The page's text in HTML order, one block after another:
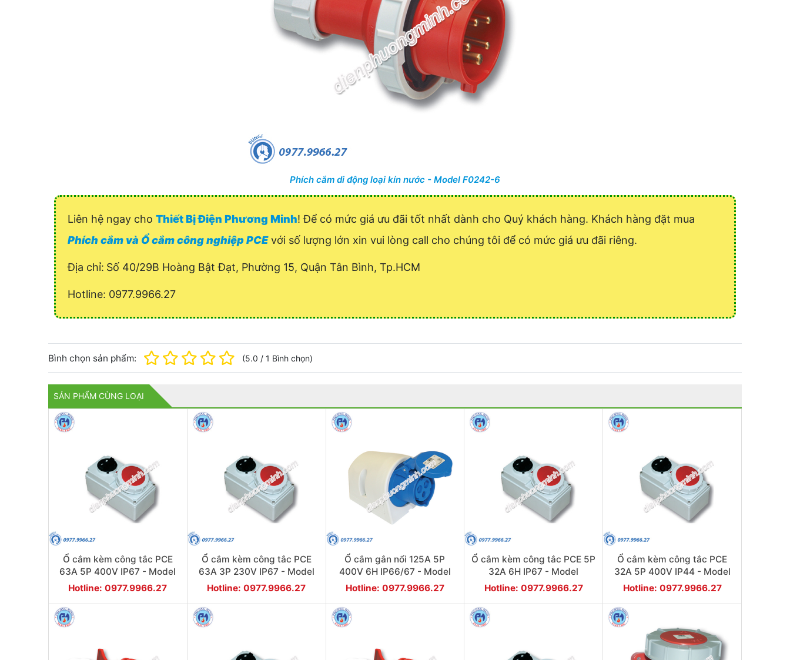
Phích cắm di động loại kín nước - Model F0242-6
Liên hệ ngay cho Thiết Bị Điện Phương Minh! Để có mức giá ưu đãi tốt nhất dành cho Quý khách hàng. Khách hàng đặt mua
Phích cắm và Ổ cắm công nghiệp PCEvới số lượng lớn xin vui lòng call cho chúng tôi để có mức giá ưu đãi riêng.
Địa chỉ: Số 40/29B Hoàng Bật Đạt, Phường 15, Quận Tân Bình, Tp.HCM
Hotline: 0977.9966.27
Bình chọn sản phẩm: (5.0 / 1 Bình chọn)
SẢN PHẨM CÙNG LOẠI
Ổ cắm kèm công tắc PCE
63A 5P 400V IP67 - Model
F75352-6
Hotline: 0977.9966.27
Ổ cắm kèm công tắc PCE
63A 3P 230V IP67 - Model
F75332-6
Hotline: 0977.9966.27
Ổ cắm gắn nổi 125A 5P
400V 6H IP66/67 - Model
F645-6
Hotline: 0977.9966.27
Ổ cắm kèm công tắc PCE 5P
32A 6H IP67 - Model
F61252-6
Hotline: 0977.9966.27
Ổ cắm kèm công tắc PCE
32A 5P 400V IP44 - Model
F6125-6
Hotline: 0977.9966.27